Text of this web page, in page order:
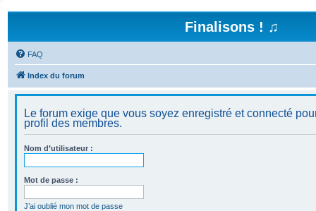
Finalisons ! ♫
FAQ
Index du forum
Le forum exige que vous soyez enregistré et connecté
profil des membres.
Nom d’utilisateur :
Mot de passe :
J’ai oublié mon mot de passe